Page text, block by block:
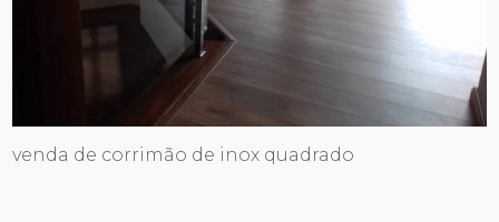
venda de corrimão de inox quadrado